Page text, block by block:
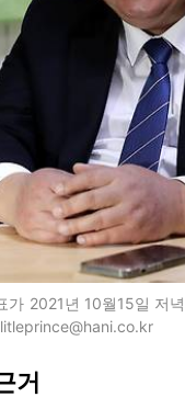
가 2021년 10월15일 저
거